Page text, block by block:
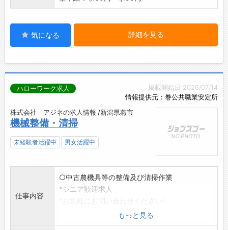
気になる 詳細を見る
掲載開始日:2026/07/14
情報提供元：巻公共職業安定所
ハローワーク求人
株式会社 アジネの求人情報 /新潟県燕市
機械整備・清掃
未経験者活躍中 男女活躍中
仕事内容
○中古農機具等の整備及び清掃作業
*シニア歓迎求人
変更範囲:変更なしもっと見る